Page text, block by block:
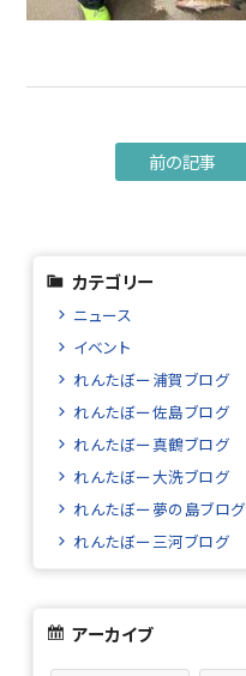
前の記事
カテゴリー
ニュース
イベント
れんたぼー浦賀ブログ
れんたぼー佐島ブログ
れんたぼー真鶴ブログ
れんたぼー大洗ブログ
れんたぼー夢の島ブログ
れんたぼー三河ブログ
アーカイブ